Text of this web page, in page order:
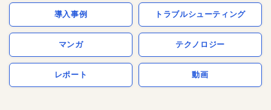
導入事例 トラブルシューティング
マンガ テクノロジー
レポート 動画